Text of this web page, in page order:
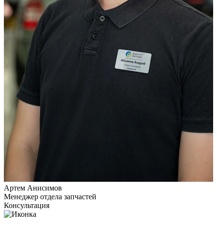
Артем Анисимов
Менеджер отдела запчастей
Консультация